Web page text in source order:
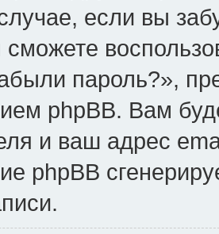
если вы
пароль?»,
phpBB. Вам
и ваш адрес
phpBB